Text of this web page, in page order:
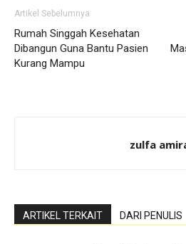
Artikel Sebelumnya
Rumah Singgah Kesehatan
Dibangun Guna Bantu Pasien
Kurang Mampu
zulfa
ARTIKEL TERKAIT DARI PENULIS